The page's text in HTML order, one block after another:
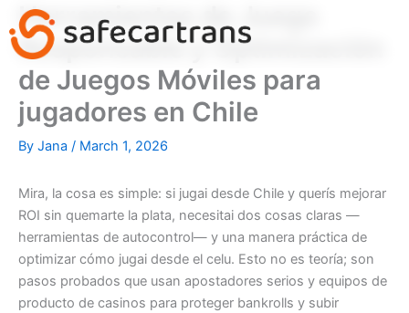
Skip
to
content
Herramientas de Juego
Responsable y Optimización
de Juegos Móviles para
jugadores en Chile
By Jana / March 1, 2026
Mira, la cosa es simple: si jugai desde Chile y querís mejorar
ROI sin quemarte la plata, necesitai dos cosas claras —
herramientas de autocontrol— y una manera práctica de
optimizar cómo jugai desde el celu. Esto no es teoría; son
pasos probados que usan apostadores serios y equipos de
producto de casinos para proteger bankrolls y subir